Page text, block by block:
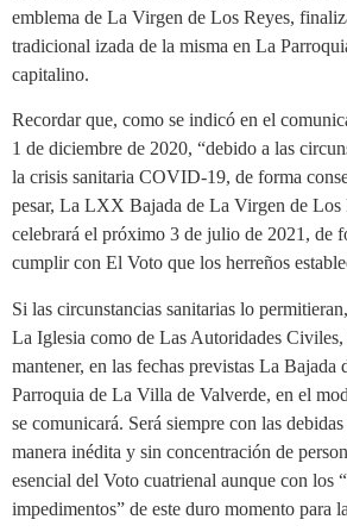
emblema de La Virgen de Los Reyes,
tradicional izada de la misma en La
capitalino.
Recordar que, como se indicó en el
1 de diciembre de 2020, “debido a las
la crisis sanitaria COVID-19, de forma
pesar, La LXX Bajada de La Virgen de Los
celebrará el próximo 3 de julio de 2021, de
cumplir con El Voto que los herreños
Si las circunstancias sanitarias lo
La Iglesia como de Las Autoridades Civiles,
mantener, en las fechas previstas La Bajada
Parroquia de La Villa de Valverde, en el
se comunicará. Será siempre con las
manera inédita y sin concentración de
esencial del Voto cuatrienal aunque con los
impedimentos” de este duro momento para